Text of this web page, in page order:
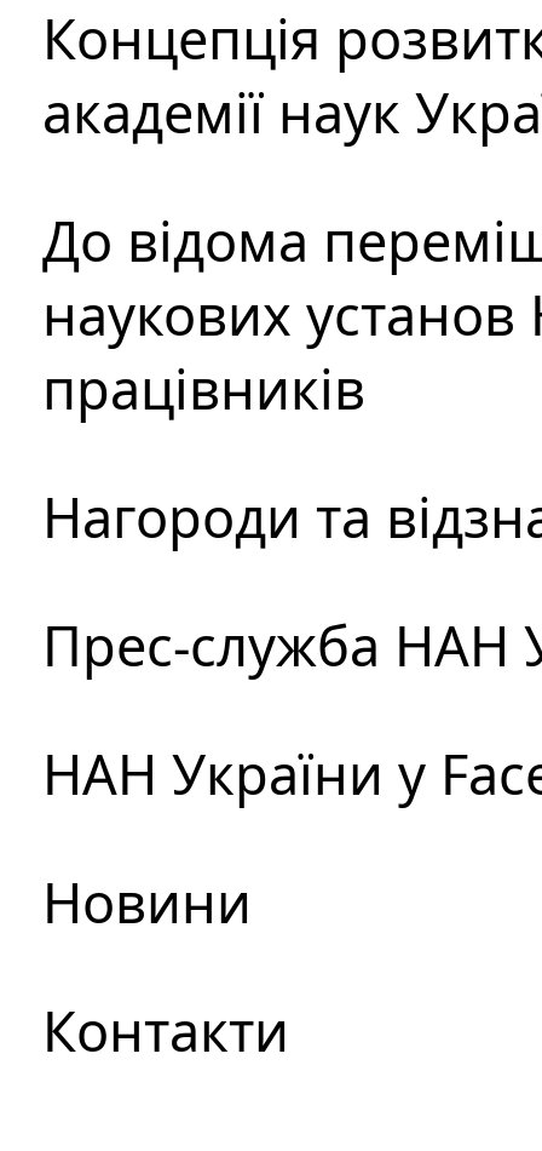
Концепція
академії наук
До відома
наукових установ
працівників
Нагороди та
Прес-служба НАН
НАН України у
Новини
Контакти